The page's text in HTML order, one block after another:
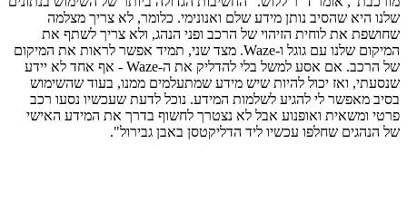
שלנו היא שהסיב נותן מידע שלם ואנונימי. כלומר, לא צריך מצלמה
שחושפת את לוחית הזיהוי של הרכב ופני הנהג, ולא צריך לשתף את
המיקום שלנו עם גוגל ו-Waze. מצד שני, תמיד אפשר לראות את המיקום
של הרכב. אם אסע למשל בלי להדליק את ה-Waze - אף אחד לא יידע
שנסעתי, ואז יכול להיות שיש מידע שמתעלמים ממנו, בעוד שהשימוש
בסיב מאפשר לי להגיע לשלמות המידע. נוכל לדעת שעכשיו נסעו רכב
פרטי ומשאית ואופנוע אבל לא נצטרך לחשוף בדרך את המידע האישי
של הנהגים שחלפו עכשיו ליד הדליקטסן באבן גבירול".